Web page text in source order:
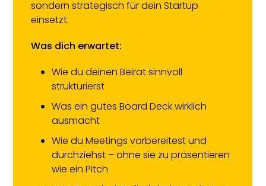
sondern strategisch für dein Startup
einsetzt.
Was dich erwartet:
Wie du deinen Beirat sinnvoll
strukturierst
Was ein gutes Board Deck wirklich
ausmacht
Wie du Meetings vorbereitest und
durchziehst – ohne sie zu präsentieren
wie ein Pitch